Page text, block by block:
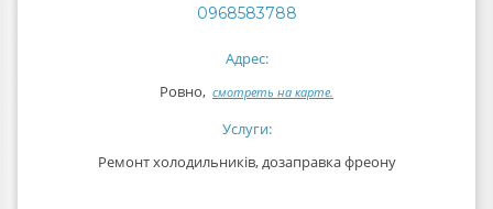
0968583788
Адрес:
Ровно, смотреть на карте.
Услуги:
Ремонт холодильників, дозаправка фреону